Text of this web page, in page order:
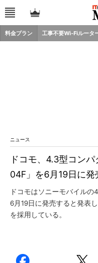
料金プラン 工事不要Wi-Fiルータ
ニュース
ドコモ、4.3型コン
04F」を6月19日に発
ドコモはソニーモバイル
6月19日に発売すると発表
を採用している。